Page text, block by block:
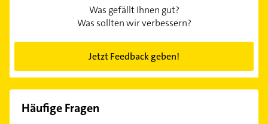
Was gefällt Ihnen gut?
Was sollten wir verbessern?
Jetzt Feedback geben!
Häufige Fragen